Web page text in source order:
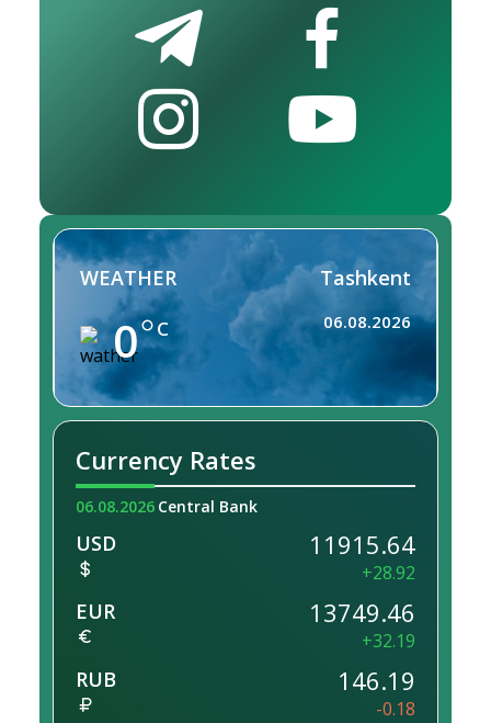
WEATHER
0 C
Tashkent
06.08.2026
Currency Rates
06.08.2026 Central Bank
USD 11915.64
+28.92
EUR 13749.46
+32.19
RUB 146.19
-0.18